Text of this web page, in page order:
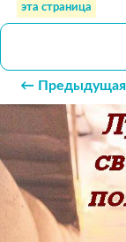
эта страница
← Предыдущая